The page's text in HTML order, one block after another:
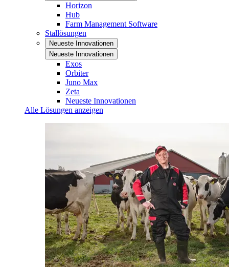
Horizon
Hub
Farm Management Software
Stallösungen
Neueste Innovationen
Neueste Innovationen
Exos
Orbiter
Juno Max
Zeta
Neueste Innovationen
Alle Lösungen anzeigen